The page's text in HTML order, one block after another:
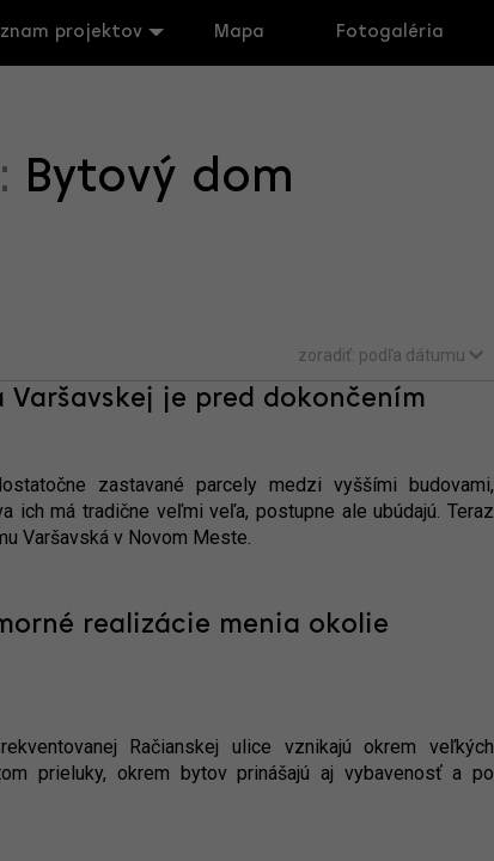
projektov Mapa Fotogaléria
Bytový dom
zoradiť: podľa dátumu
je pred dokončením
zastavané parcely medzi vyššími budovami,
ich má tradične veľmi veľa, postupne ale ubúdajú. Teraz
Varšavská v Novom Meste.
realizácie menia okolie
Račianskej ulice vznikajú okrem veľkých
prieluky, okrem bytov prinášajú aj vybavenosť a po